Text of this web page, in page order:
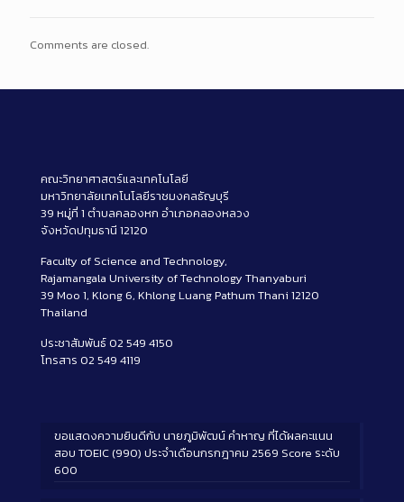
Comments are closed.
คณะวิทยาศาสตร์และเทคโนโลยี
มหาวิทยาลัยเทคโนโลยีราชมงคลธัญบุรี
39 หมู่ที่ 1 ตำบลคลองหก อำเภอคลองหลวง
จังหวัดปทุมธานี 12120
Faculty of Science and Technology,
Rajamangala University of Technology Thanyaburi
39 Moo 1, Klong 6, Khlong Luang Pathum Thani 12120
Thailand
ประชาสัมพันธ์ 02 549 4150
โทรสาร 02 549 4119
ขอแสดงความยินดีกับ นายภูมิพัฒน์ คำหาญ ที่ได้ผลคะแนน
สอบ TOEIC (990) ประจำเดือนกรกฎาคม 2569 Score ระดับ
600